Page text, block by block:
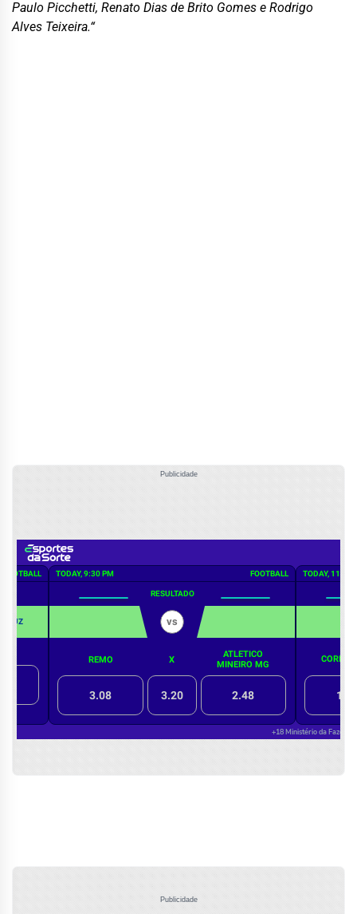
Paulo Picchetti, Renato Dias de Brito Gomes e Rodrigo
Alves Teixeira.“
Publicidade
Publicidade